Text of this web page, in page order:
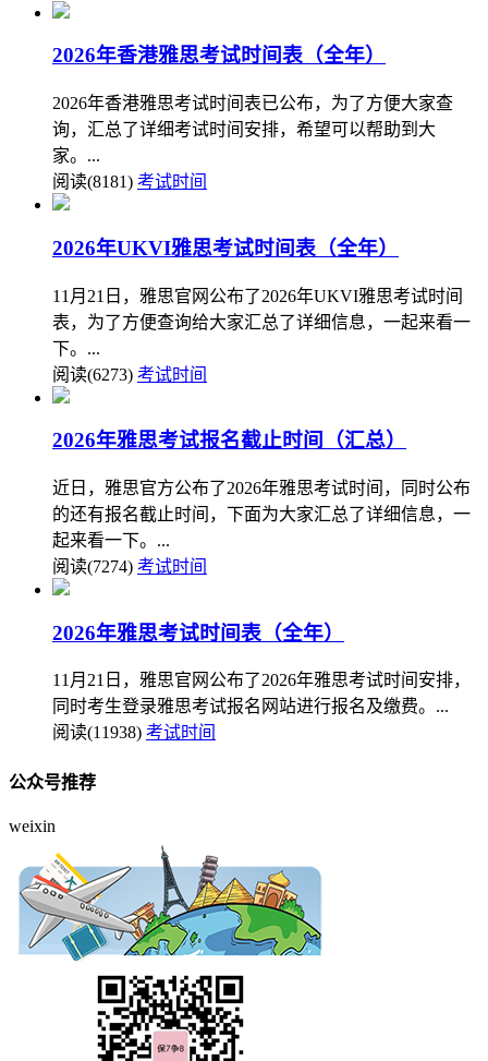
2026年香港雅思考试时间表（全年）
2026年香港雅思考试时间表已公布，为了方便大家查
询，汇总了详细考试时间安排，希望可以帮助到大
家。...
阅读(8181) 考试时间
2026年UKVI雅思考试时间表（全年）
11月21日，雅思官网公布了2026年UKVI雅思考试时间
表，为了方便查询给大家汇总了详细信息，一起来看一
下。...
阅读(6273) 考试时间
2026年雅思考试报名截止时间（汇总）
近日，雅思官方公布了2026年雅思考试时间，同时公布
的还有报名截止时间，下面为大家汇总了详细信息，一
起来看一下。...
阅读(7274) 考试时间
2026年雅思考试时间表（全年）
11月21日，雅思官网公布了2026年雅思考试时间安排，
同时考生登录雅思考试报名网站进行报名及缴费。...
阅读(11938) 考试时间
公众号推荐
weixin